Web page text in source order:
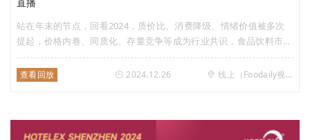
站在年末的节点，回看2024，质价比、消费降级、情绪价值被多次
提起，价格内卷、同质化、存量竞争等成为行业共识，食品饮料市场
正经历新一轮变革。变化的市场环境下，尽管众多品牌面临着增长困
境，但也能从中找到潜在的发展契机。为此，12月26日上午10点40
数、科尔尼管理咨询公司 、魔镜洞察、里斯战略咨询、久谦咨询等
公司，通过分享他们对于食品行业消费趋势、品类趋势、渠道趋势等
查看回放 2024.12.26 线上（Foodaily视频号）